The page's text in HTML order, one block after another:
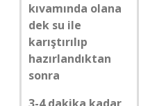
kıvamında olana
dek su ile
karıştırılıp
hazırlandıktan
sonra